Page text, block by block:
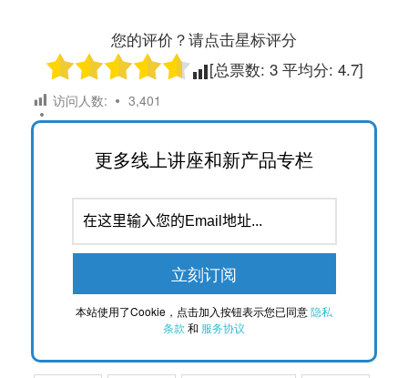
您的评价？请点击星标评分
[总票数: 3平均分: 4.7]
访问人数: 3,401
更多线上讲座和新产品专栏
本站使用了Cookie，点击加入按钮表示您已同意隐私
条款 和 服务协议